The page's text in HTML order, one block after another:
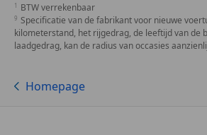
BTW verrekenbaar
Specificatie van de fabrikant voor nieuwe
kilometerstand, het rijgedrag, de leeftijd van de
laadgedrag, kan de radius van occasies
Homepage